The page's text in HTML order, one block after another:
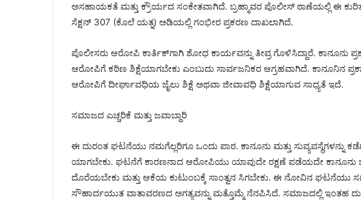
ಅಸಹಾಯಕತೆ ಮತ್ತು ಕ್ರೌರ್ಯದ ಸಂಕೇತವಾಗಿದೆ. ಬ್ರಹ್ಮಾವರ ಪೊಲೀಸ್ ಠಾಣೆಯಲ್ಲಿ ಈ
ಸೆಕ್ಷನ್ 307 (ಕೊಲೆ ಯತ್ನ) ಅಡಿಯಲ್ಲಿ ಗಂಭೀರ ಪ್ರಕರಣ ದಾಖಲಾಗಿದೆ.
ಪೊಲೀಸರು ಆರೋಪಿ ಕಾರ್ತಿಕ್‌ಗಾಗಿ ಶೋಧ ಕಾರ್ಯವನ್ನು ತೀವ್ರ ಗೊಳಿಸಿದ್ದಾರೆ.
ಆರೋಪಿಗೆ ಕಠಿಣ ಶಿಕ್ಷೆಯಾಗಬೇಕು ಎಂಬುದು ಸಾರ್ವಜನಿಕರ ಆಗ್ರಹವಾಗಿದೆ. ಕಾನೂನಿನ
ಆರೋಪಿಗೆ ದೀರ್ಘಾವಧಿಯ ಜೈಲು ಶಿಕ್ಷೆ ಅಥವಾ ಜೀವಾವಧಿ ಶಿಕ್ಷೆಯಾಗುವ ಸಾಧ್ಯತೆ ಇದೆ.
ಸಮಾಜದ ಎಚ್ಚರಿಕೆ ಮತ್ತು ಜವಾಬ್ದಾರಿ
ಈ ದುರಂತ ಘಟನೆಯು ನಮಗೆಲ್ಲರಿಗೂ ಒಂದು ಪಾಠ. ಕಾನೂನು ಮತ್ತು ಸುವ್ಯವಸ್ಥೆಗಳನ್ನು
ಯಾಗಬೇಕು. ಘಟನೆಗೆ ಕಾರಣನಾದ ಆರೋಪಿಯು ಯಾವುದೇ ರಕ್ಷಣೆ ಪಡೆಯದೇ ಕಾನೂನು
ದೊರೆಯಬೇಕು ಮತ್ತು ಆಕೆಯ ಕುಟುಂಬಕ್ಕೆ ಸಾಂತ್ವನ ಸಿಗಬೇಕು. ಈ ನೋವಿನ ಘಟನೆಯು
ಸೌಹಾರ್ದಯುತ ವಾತಾವರಣದ ಅಗತ್ಯವನ್ನು ಮತ್ತೊಮ್ಮೆ ನೆನಪಿಸಿದೆ. ಸಮಾಜದಲ್ಲಿ ಇಂತಹ